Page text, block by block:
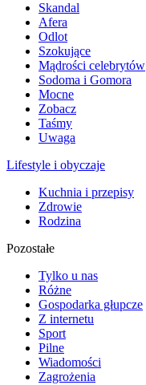
Skandal
Afera
Odlot
Szokujące
Mądrości celebrytów
Sodoma i Gomora
Mocne
Zobacz
Taśmy
Uwaga
Lifestyle i obyczaje
Kuchnia i przepisy
Zdrowie
Rodzina
Pozostałe
Tylko u nas
Różne
Gospodarka głupcze
Z internetu
Sport
Pilne
Wiadomości
Zagrożenia